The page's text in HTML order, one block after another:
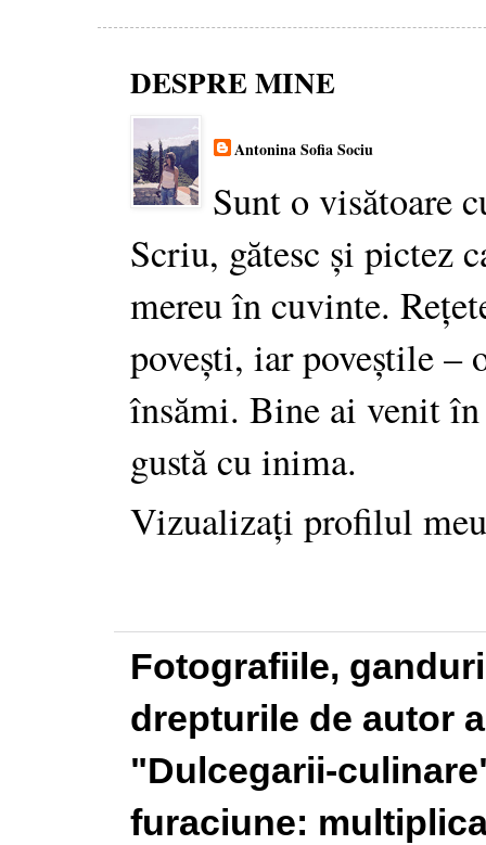
DESPRE MINE
Antonina Sofia Sociu
Sunt o visătoare
Scriu, gătesc și pictez
mereu în cuvinte.
povești, iar poveștile –
însămi. Bine ai venit
gustă cu inima.
Vizualizați profilul
Fotografiile,
drepturile de autor
"Dulcegarii-
furaciune: